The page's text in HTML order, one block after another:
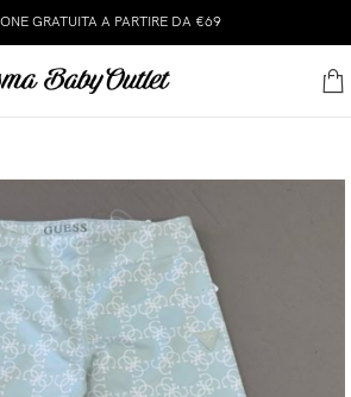
GRATUITA A PARTIRE DA €69